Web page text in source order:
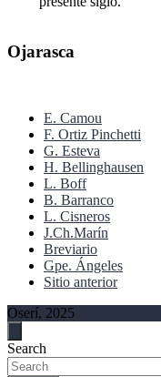
Ojarasca
E. Camou
F. Ortiz Pinchetti
G. Esteva
H. Bellinghausen
L. Boff
B. Barranco
L. Cisneros
J.Ch.Marín
Breviario
Gpe. Ángeles
Sitio anterior
Oserí, 2025
Search